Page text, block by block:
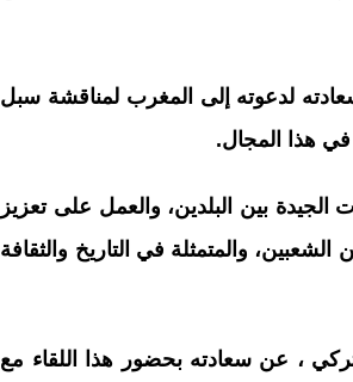
لدعوته إلى المغرب لمناقشة سبل
في هذا المجال.
بين البلدين، والعمل على تعزيز
الشعبين، والمتمثلة في التاريخ والثقافة
، عن سعادته بحضور هذا اللقاء مع